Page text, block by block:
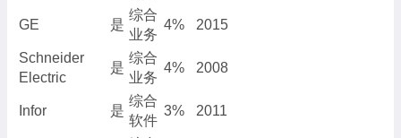
GE 是
综合
业务
4% 2015
Schneider
Electric
是
综合
业务
4% 2008
Infor 是
综合
软件
3% 2011